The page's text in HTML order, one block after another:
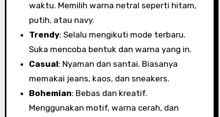
waktu. Memilih warna netral seperti hitam,
putih, atau navy.
Trendy: Selalu mengikuti mode terbaru.
Suka mencoba bentuk dan warna yang in.
Casual: Nyaman dan santai. Biasanya
memakai jeans, kaos, dan sneakers.
Bohemian: Bebas dan kreatif.
Menggunakan motif, warna cerah, dan